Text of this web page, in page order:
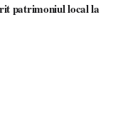
patrimoniul local la